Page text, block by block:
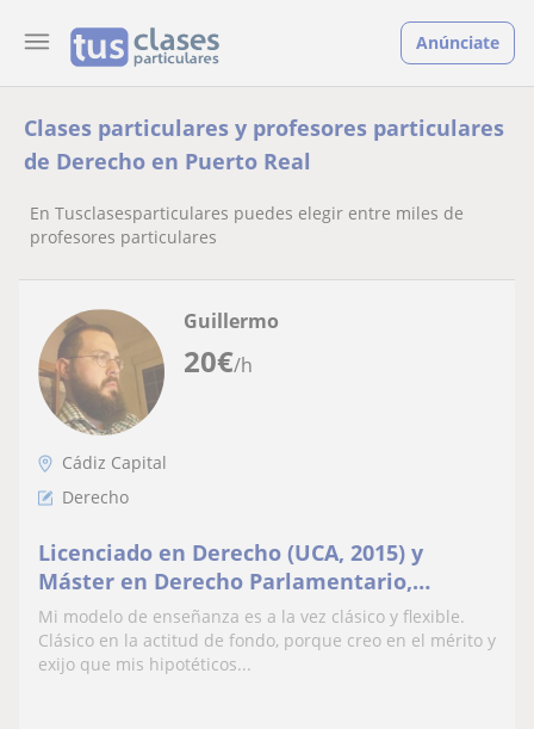
Anúnciate
Clases particulares y profesores particulares
de Derecho en Puerto Real
En Tusclasesparticulares puedes elegir entre miles de
profesores particulares
20€/h
Guillermo
Cádiz Capital
Derecho
Licenciado en Derecho (UCA, 2015) y
Máster en Derecho Parlamentario,
Elecciones y Estudios Legislativos (UCM,
2016), me he convertido recientemente en
Doctor en Ciencias Sociales y Jurídicas
Mi modelo de enseñanza es a la vez clásico y flexible.
Clásico en la actitud de fondo, porque creo en el mérito y
exijo que mis hipotéticos...